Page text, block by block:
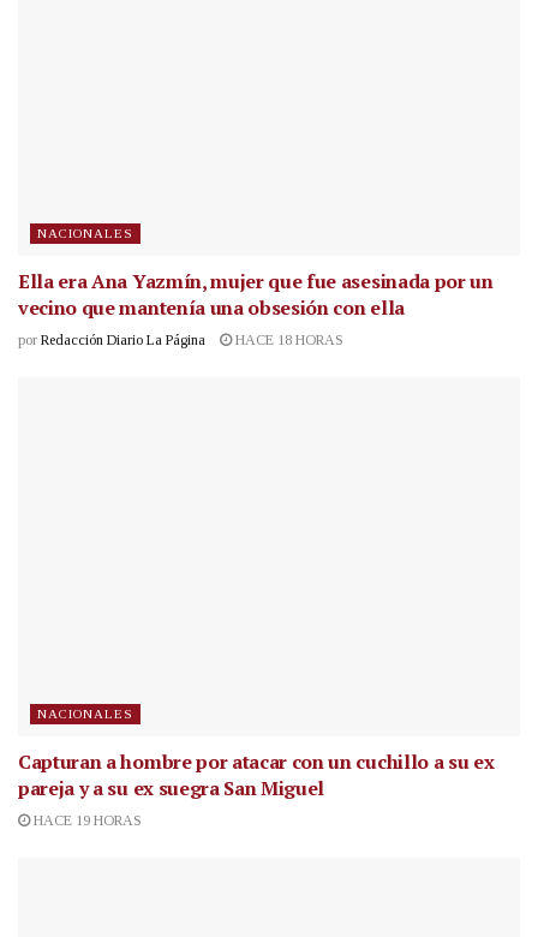
NACIONALES
Ella era Ana Yazmín, mujer que fue asesinada por un
vecino que mantenía una obsesión con ella
por Redacción Diario La Página HACE 18 HORAS
NACIONALES
Capturan a hombre por atacar con un cuchillo a su ex
pareja y a su ex suegra San Miguel
HACE 19 HORAS